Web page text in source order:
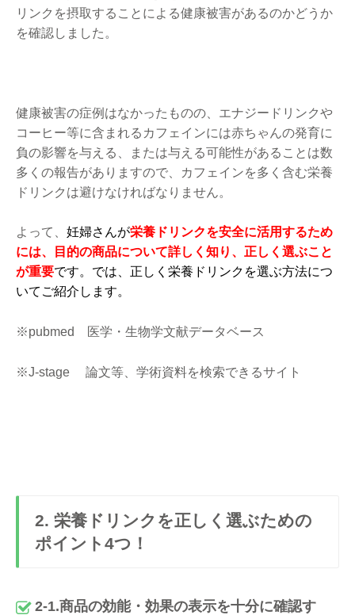
リンクを摂取することによる健康被害があるのかどうか
を確認しました。
健康被害の症例はなかったものの、エナジードリンクや
コーヒー等に含まれるカフェインには赤ちゃんの発育に
負の影響を与える、または与える可能性があることは数
多くの報告がありますので、カフェインを多く含む栄養
ドリンクは避けなければなりません。
よって、 妊婦さんが栄養ドリンクを安全に活用するため
には、
目的の商品について詳しく知り、正しく選ぶこと
が重要です。では、正しく栄養ドリンクを選ぶ方法につ
いてご紹介します。
※pubmed 医学・生物学文献データベース
※J-stage 論文等、学術資料を検索できるサイト
2. 栄養ドリンクを正しく選ぶための
ポイント4つ！
2-1.商品の効能・効果の表示を十分に確認す